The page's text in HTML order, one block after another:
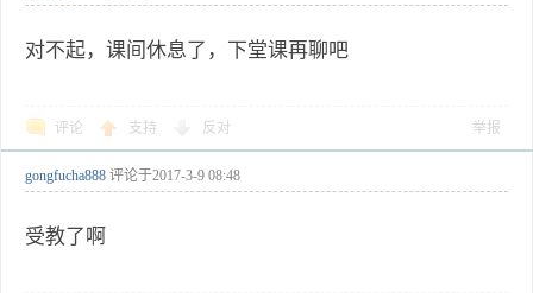
对不起，课间休息了，下堂课再聊吧
评论 支持 反对 举报
gongfucha888 评论于2017-3-9 08:48
受教了啊